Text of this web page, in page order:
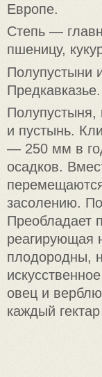
Европе.
Степь —
пшеницу,
Полупустыни
Предкавказье.
Полупустыня,
и пустынь.
— 250 мм в
осадков.
засолению.
Преобладает
реагирующая
плодородны,
овец и
каждый